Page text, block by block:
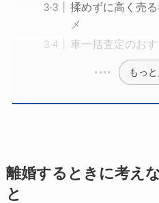
揉めずに高く売
メ
車一括査定のおす
もっ
離婚するときに考え
と